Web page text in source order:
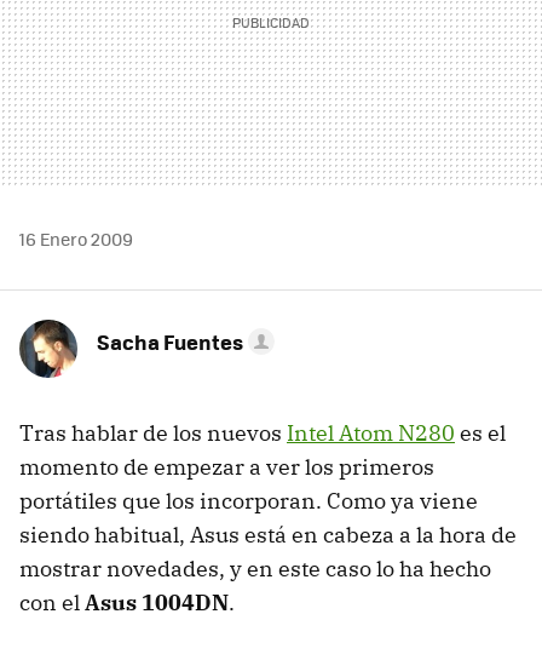
16 Enero 2009
Sacha Fuentes
Tras hablar de los nuevos Intel Atom N280 es el
momento de empezar a ver los primeros
portátiles que los incorporan. Como ya viene
siendo habitual, Asus está en cabeza a la hora de
mostrar novedades, y en este caso lo ha hecho
con elAsus 1004DN.